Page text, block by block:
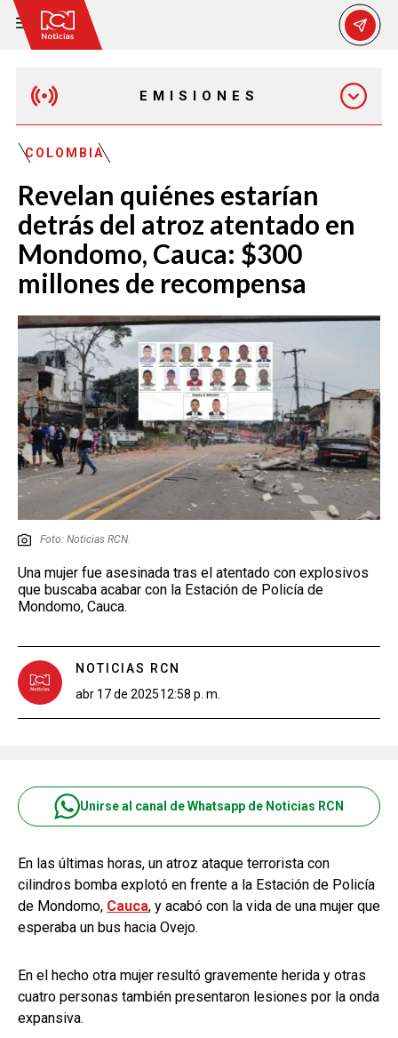
EMISIONES
EMISIÓN 12:30 PM
EMISIÓN 7:00 PM
EMISIÓN 11:30 PM
COLOMBIA
Revelan quiénes estarían
detrás del atroz atentado en
Mondomo, Cauca: $300
millones de recompensa
Foto: Noticias RCN.
Una mujer fue asesinada tras el atentado con explosivos
que buscaba acabar con la Estación de Policía de
Mondomo, Cauca.
NOTICIAS RCN
abr 17 de 202512:58 p. m.
Unirse al canal de Whatsapp de Noticias RCN
En las últimas horas, un atroz ataque terrorista con
cilindros bomba explotó en frente a la Estación de Policía
de Mondomo, Cauca, y acabó con la vida de una mujer que
esperaba un bus hacia Ovejo.
En el hecho otra mujer resultó gravemente herida y otras
cuatro personas también presentaron lesiones por la onda
expansiva.